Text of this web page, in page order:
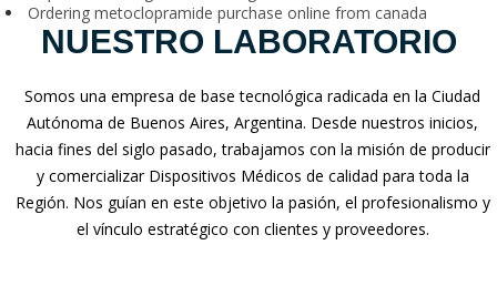
Ordering metoclopramide purchase online from canada
NUESTRO LABORATORIO
Somos una empresa de base tecnológica radicada en la Ciudad
Autónoma de Buenos Aires, Argentina. Desde nuestros inicios,
hacia fines del siglo pasado, trabajamos con la misión de producir
y comercializar Dispositivos Médicos de calidad para toda la
Región. Nos guían en este objetivo la pasión, el profesionalismo y
el vínculo estratégico con clientes y proveedores.